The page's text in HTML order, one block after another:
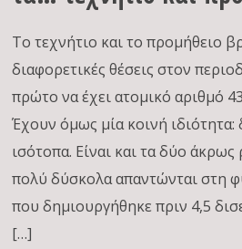
Το τεχνήτιο και το προμήθειο
διαφορετικές θέσεις στον
πρώτο να έχει ατομικό αριθμό
Έχουν όμως μία κοινή
ισότοπα. Είναι και τα δύο άκρως
πολύ δύσκολα απαντώνται στη
που δημιουργήθηκε πριν 4,5
[…]